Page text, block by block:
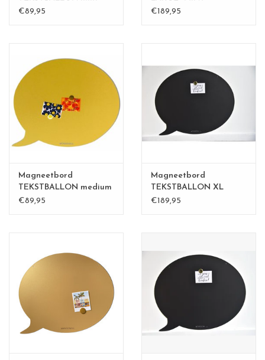
magneetborden
groen
€89,95
€189,95
Magneetbord
TEKSTBALLON medium
€89,95
Magneetbord
TEKSTBALLON XL
zwart
€189,95